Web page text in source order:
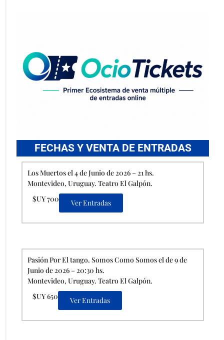
FECHAS Y VENTA DE ENTRADAS
Los Muertos el 4 de Junio de 2026 – 21 hs.
Montevideo, Uruguay. Teatro El Galpón.
$UY 700
Ver Entradas
Pasión Por El tango. Somos Como Somos el de 9 de
Junio de 2026 – 20:30 hs.
Montevideo, Uruguay. Teatro El Galpón.
$UY 650
Ver Entradas